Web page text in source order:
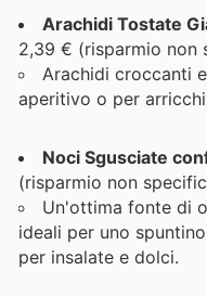
Arachidi Tostate
2,39 € (risparmio non
Arachidi croccanti
aperitivo o per
Noci Sgusciate
(risparmio non
Un'ottima fonte di
ideali per uno
per insalate e dolci.